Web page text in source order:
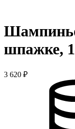
шпажке,
3 620 ₽